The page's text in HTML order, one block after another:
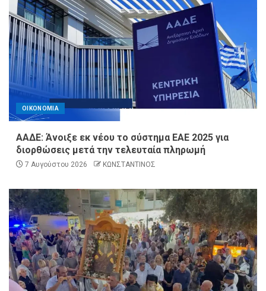
ΟΙΚΟΝΟΜΙΑ
ΑΑΔΕ: Άνοιξε εκ νέου το σύστημα ΕΑΕ 2025 για
διορθώσεις μετά την τελευταία πληρωμή
7 Αυγούστου 2026 ΚΩΝΣΤΑΝΤΙΝΟΣ